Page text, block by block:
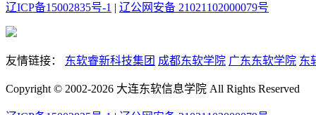
辽ICP备15002835号-1 | 辽公网安备 21021102000079号
友情链接： 东软睿新科技集团 成都东软学院 广东东软学院 东
Copyright © 2002-2026 大连东软信息学院 All Rights Reserved